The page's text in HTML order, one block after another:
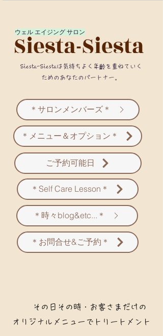
Siesta-Siestaは気持ちよく年齡を重ねていく
ためのあなたのパートナー。
​ウェル エイジング サロン
＊サロンメンバーズ＊
＊メニュー＆オプション＊
ご予約可能日
＊Self Care Lesson＊
＊時々blog&etc...＊
＊お問合せ&ご予約＊
その日その時・お客さまだけの
オリジナルメニューでトリートメント